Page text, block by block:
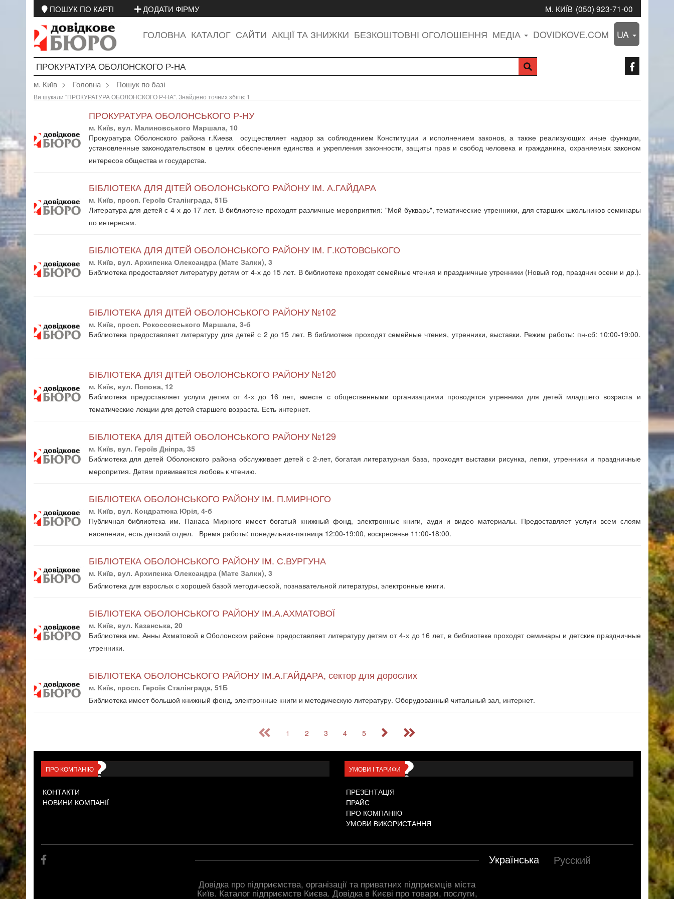
ПОШУК ПО КАРТІ ДОДАТИ ФІРМУ М. КИЇВ (050) 923-71-00
ГОЛОВНА КАТАЛОГ САЙТИ АКЦІЇ ТА ЗНИЖКИ БЕЗКОШТОВНІ ОГОЛОШЕННЯ МЕДІА DOVIDKOVE.COM UA
м. Київ Головна Пошук по базі
Ви шукали "ПРОКУРАТУРА ОБОЛОНСКОГО Р-НА". Знайдено точних збігів: 1
ПРОКУРАТУРА ОБОЛОНСЬКОГО Р-НУ
м. Київ, вул. Малиновського Маршала, 10
Прокуратура Оболонского района г.Киева осуществляет надзор за соблюдением Конституции и исполнением законов, а также реализующих иные функции,
установленные законодательством в целях обеспечения единства и укрепления законности, защиты прав и свобод человека и гражданина, охраняемых законом
интересов общества и государства.
БІБЛІОТЕКА ДЛЯ ДІТЕЙ ОБОЛОНСЬКОГО РАЙОНУ ІМ. А.ГАЙДАРА
м. Київ, просп. Героїв Сталінграда, 51Б
Литература для детей с 4-х до 17 лет. В библиотеке проходят различные мероприятия: "Мой букварь", тематические утренники, для старших школьников семинары
по интересам.
БІБЛІОТЕКА ДЛЯ ДІТЕЙ ОБОЛОНСЬКОГО РАЙОНУ ІМ. Г.КОТОВСЬКОГО
м. Київ, вул. Архипенка Олександра (Мате Залки), 3
Библиотека предоставляет литературу детям от 4-х до 15 лет. В библиотеке проходят семейные чтения и праздничные утренники (Новый год, праздник осени и др.).
БІБЛІОТЕКА ДЛЯ ДІТЕЙ ОБОЛОНСЬКОГО РАЙОНУ №102
м. Київ, просп. Рокоссовського Маршала, 3-б
Библиотека предоставляет литературу для детей с 2 до 15 лет. В библиотеке проходят семейные чтения, утренники, выставки. Режим работы: пн-сб: 10:00-19:00.
БІБЛІОТЕКА ДЛЯ ДІТЕЙ ОБОЛОНСЬКОГО РАЙОНУ №120
м. Київ, вул. Попова, 12
Библиотека предоставляет услуги детям от 4-х до 16 лет, вместе с общественными организациями проводятся утренники для детей младшего возраста и
тематические лекции для детей старшего возраста. Есть интернет.
БІБЛІОТЕКА ДЛЯ ДІТЕЙ ОБОЛОНСЬКОГО РАЙОНУ №129
м. Київ, вул. Героїв Дніпра, 35
Библиотека для детей Оболонского района обслуживает детей с 2-лет, богатая литературная база, проходят выставки рисунка, лепки, утренники и праздничные
меропрития. Детям прививается любовь к чтению.
БІБЛІОТЕКА ОБОЛОНСЬКОГО РАЙОНУ ІМ. П.МИРНОГО
м. Київ, вул. Кондратюка Юрія, 4-б
Публичная библиотека им. Панаса Мирного имеет богатый книжный фонд, электронные книги, ауди и видео материалы. Предоставляет услуги всем слоям
населения, есть детский отдел. Время работы: понедельник-пятница 12:00-19:00, воскресенье 11:00-18:00.
БІБЛІОТЕКА ОБОЛОНСЬКОГО РАЙОНУ ІМ. С.ВУРГУНА
м. Київ, вул. Архипенка Олександра (Мате Залки), 3
Библиотека для взрослых с хорошей базой методической, познавательной литературы, электронные книги.
БІБЛІОТЕКА ОБОЛОНСЬКОГО РАЙОНУ ІМ.А.АХМАТОВОЇ
м. Київ, вул. Казанська, 20
Библиотека им. Анны Ахматовой в Оболонском районе предоставляет литературу детям от 4-х до 16 лет, в библиотеке проходят семинары и детские праздничные
утренники.
БІБЛІОТЕКА ОБОЛОНСЬКОГО РАЙОНУ ІМ.А.ГАЙДАРА, сектор для дорослих
м. Київ, просп. Героїв Сталінграда, 51Б
Библиотека имеет большой книжный фонд, электронные книги и методическую литературу. Оборудованный читальный зал, интернет.
1 2 3 4 5
ПРО КОМПАНІЮ
КОНТАКТИ
НОВИНИ КОМПАНІЇ
УМОВИ І ТАРИФИ
ПРЕЗЕНТАЦІЯ
ПРАЙС
ПРО КОМПАНІЮ
УМОВИ ВИКОРИСТАННЯ
Довідка про підприємства, організації та приватних підприємців міста
Київ. Каталог підприємств Києва. Довідка в Києві про товари, послуги,
Українська Русский